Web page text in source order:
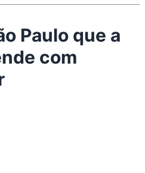
Paulo que a
com